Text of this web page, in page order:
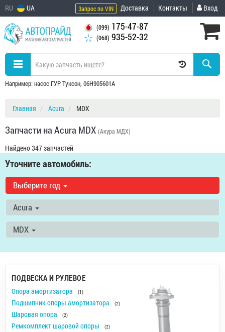
RU UA Запрос по VIN Доставка Контакты Вход
(099) 175-47-87
(068) 935-52-32
Например: насос ГУР Туксон, 06H905601A
Главная Acura MDX
Запчасти на Acura MDX (Акура МДХ)
Найдено 347 запчастей
Уточните автомобиль:
Выберите год
Acura
MDX
ПОДВЕСКА И РУЛЕВОЕ
Опора амортизатора (1)
Подшипник опоры амортизатора (2)
Шаровая опора (2)
Ремкомплект шаровой опоры (2)